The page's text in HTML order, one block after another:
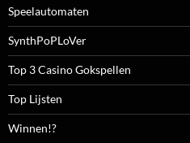
Speelautomaten
SynthPoPLoVer
Top 3 Casino Gokspellen
Top Lijsten
Winnen!?